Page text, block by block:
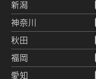
新潟
神奈川
秋田
福岡
愛知